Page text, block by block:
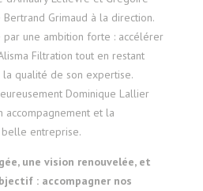
Grimaud à la direction.
par une ambition forte : accélérer
Filtration tout en restant
qualité de son expertise.
Dominique Lallier
accompagnement et la
entreprise.
une vision renouvelée, et
: accompagner nos